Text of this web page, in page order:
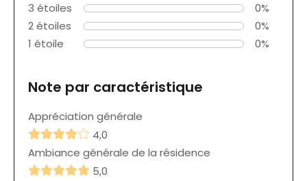
3 étoiles
0%
2 étoiles
0%
1 étoile
0%
Note par caractéristique
Appréciation générale
4,0
Ambiance générale de la résidence
5,0